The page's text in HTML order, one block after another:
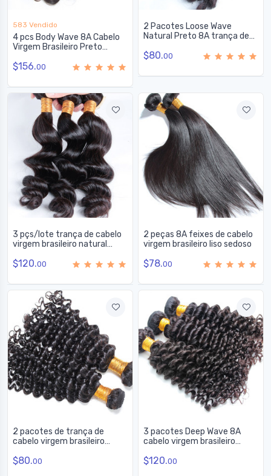
583 Vendido
4 pcs Body Wave 8A Cabelo
Virgem Brasileiro Preto
$156.00
2 Pacotes Loose Wave
Natural Preto 8A trança de
$80.00
3 pçs/lote trança de cabelo
virgem brasileiro natural
$120.00
2 peças 8A feixes de cabelo
virgem brasileiro liso sedoso
$78.00
2 pacotes de trança de
cabelo virgem brasileiro
$80.00
3 pacotes Deep Wave 8A
cabelo virgem brasileiro
$120.00